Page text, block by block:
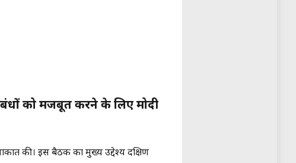
को मजबूत करने के लिए मोदी
की। इस बैठक का मुख्य उद्देश्य दक्षिण